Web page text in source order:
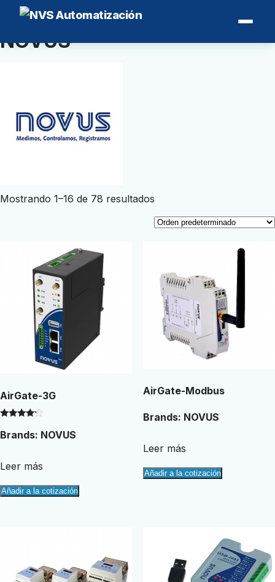
Inicio/ NOVUS
NOVUS
Mostrando 1–16 de 78 resultados
AirGate-3G
con
4.00
Brands: NOVUS
Leer más
Añadir a la cotización
AirGate-Modbus
Brands: NOVUS
Leer más
Añadir a la cotización